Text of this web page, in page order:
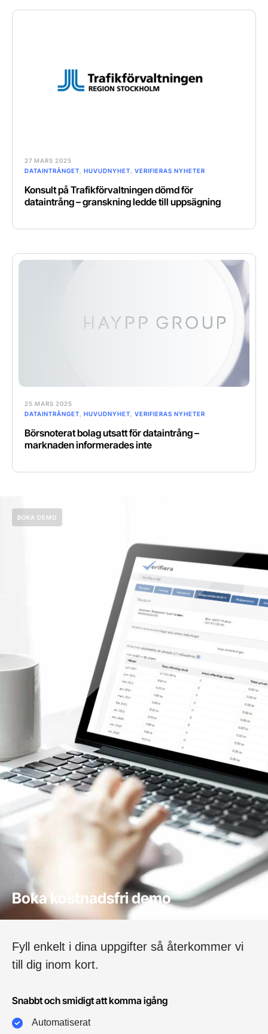
27 MARS 2025
DATAINTRÅNGET
HUVUDNYHET VERIFIERAS NYHETER
Konsult på Trafikförvaltningen dömd för
dataintrång – granskning ledde till uppsägning
25 MARS 2025
DATAINTRÅNGET
HUVUDNYHET VERIFIERAS NYHETER
Börsnoterat bolag utsatt för dataintrång –
marknaden informerades inte
BOKA DEMO
Boka kostnadsfri demo
Fyll enkelt i dina uppgifter så återkommer vi
till dig inom kort.
Snabbt och smidigt att komma igång
Automatiserat